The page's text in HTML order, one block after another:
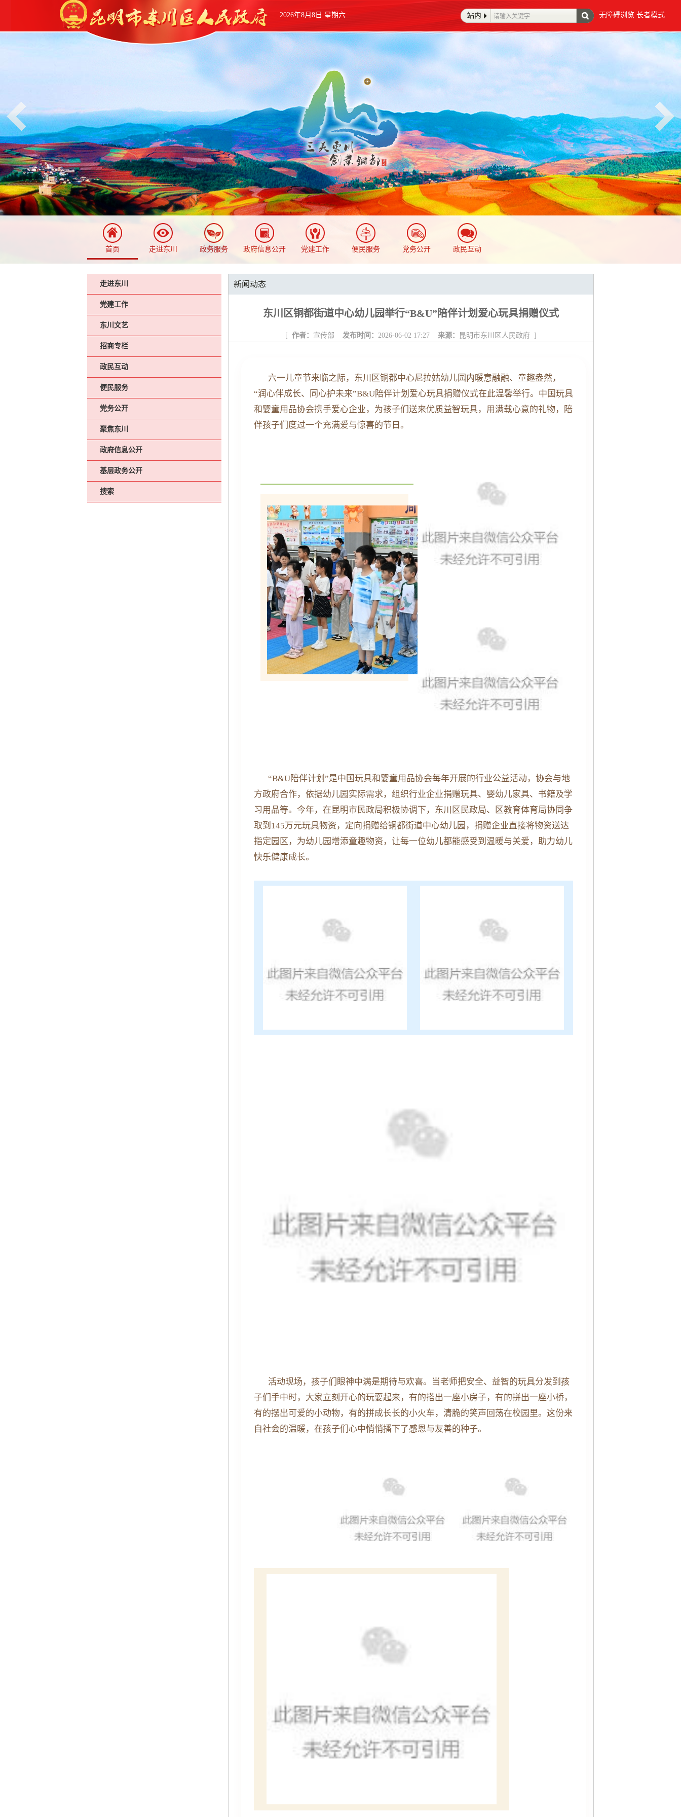
无障碍浏览 长者模式
2026年8月8日 星期六
首页 走进东川 政务服务 政府信息公开 党建工作 便民服务 党务公开 政民互动
走进东川
党建工作
东川文艺
招商专栏
政民互动
便民服务
党务公开
聚焦东川
政府信息公开
基层政务公开
搜索
新闻动态
东川区铜都街道中心幼儿园举行“B&U”陪伴计划爱心玩具捐赠仪式
[ 作者： 宣传部 发布时间： 2026-06-02 17:27 来源： 昆明市东川区人民政府 ]
六一儿童节来临之际，东川区铜都中心尼拉姑幼儿园内暖意融融、童趣盎然，
“润心伴成长、同心护未来”B&U陪伴计划 爱心玩具捐赠仪式在此温馨举行。 中国玩具
和婴童用品协会携手爱心企业，为孩子们送来优质益智玩具，用满载心意的礼物，陪
伴孩子们度过一个充满爱与惊喜的节日。
“B&U陪伴计划”是中国玩具和婴童用品协会每年开展的行业公益活动，协会与地
方政府合作，依据幼儿园实际需求，组织行业企业捐赠玩具、婴幼儿家具、书籍及学
习用品等。今年，在昆明市民政局积极协调下，东川区民政局、区教育体育局协同争
取到145万元玩具物资，定向捐赠给铜都街道中心幼儿园，捐赠企业直接将物资送达
指定园区，为幼儿园增添童趣物资，让每一位幼儿都能感受到温暖与关爱，助力幼儿
快乐健康成长。
活动现场，孩子们眼神中满是期待与欢喜。当老师把安全、益智的玩具分发到孩
子们手中时，大家立刻开心的玩耍起来，有的搭出一座小房子，有的拼出一座小桥，
有的摆出可爱的小动物，有的拼成长长的小火车，清脆的笑声回荡在校园里。这份来
自社会的温暖，在孩子们心中悄悄播下了感恩与友善的种子。